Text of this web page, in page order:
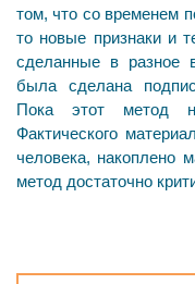
том, что со временем
то новые признаки и
сделанные в разное
была сделана
Пока этот метод
Фактического
человека, накоплено
метод достаточно